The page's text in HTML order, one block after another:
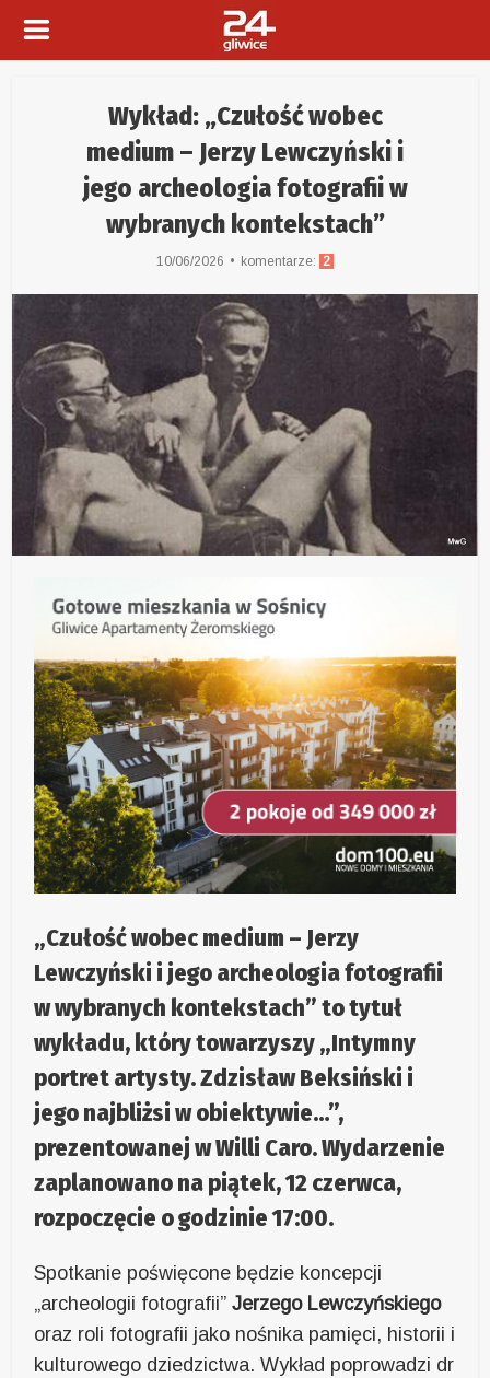
Wykład: „Czułość wobec
medium – Jerzy Lewczyński i
jego archeologia fotografii w
wybranych kontekstach”
10/06/2026 komentarze: 2
„Czułość wobec medium – Jerzy
Lewczyński i jego archeologia fotografii
w wybranych kontekstach” to tytuł
wykładu, który towarzyszy „Intymny
portret artysty. Zdzisław Beksiński i
jego najbliżsi w obiektywie…”,
prezentowanej w Willi Caro. Wydarzenie
zaplanowano na piątek, 12 czerwca,
rozpoczęcie o godzinie 17:00.
Spotkanie poświęcone będzie koncepcji
„archeologii fotografii” Jerzego Lewczyńskiego
oraz roli fotografii jako nośnika pamięci, historii i
kulturowego dziedzictwa. Wykład poprowadzi dr